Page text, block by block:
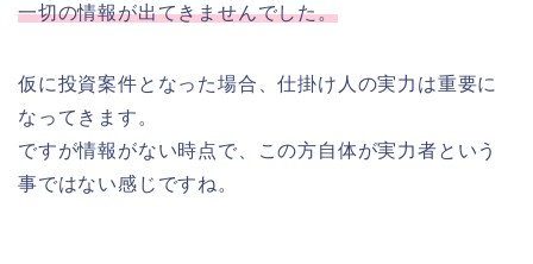
一切の情報が出てきませんでした。
仮に投資案件となった場合、仕掛け人の実力は重要に
なってきます。
ですが情報がない時点で、この方自体が実力者という
事ではない感じですね。